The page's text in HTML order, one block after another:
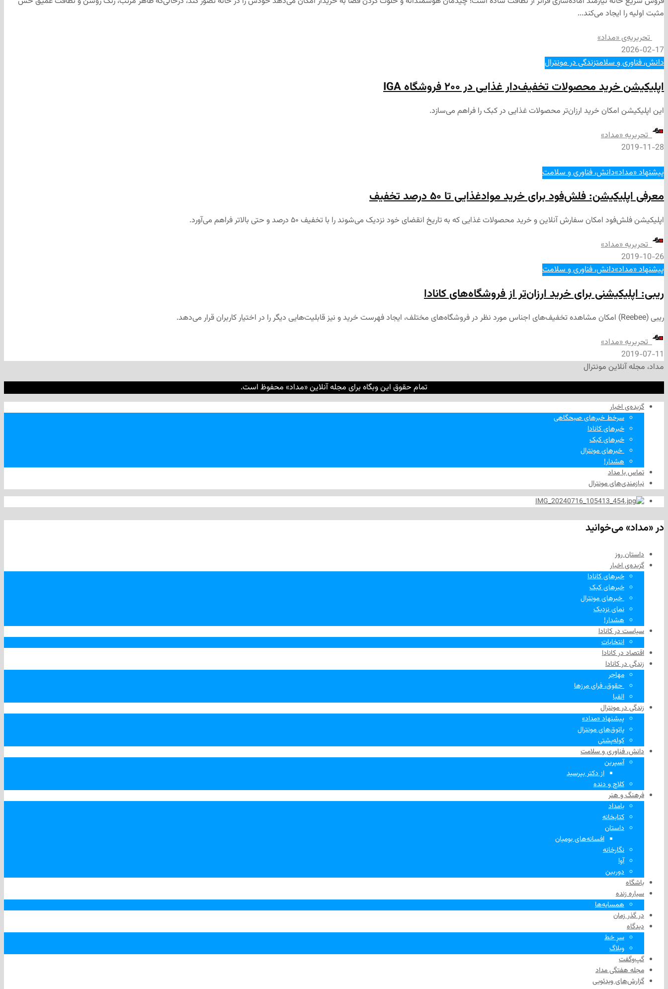
مثبت اولیه را ایجاد می‌کند...
تحریریه‌ی «مداد»
2026-02-17
دانش، فناوری و سلامتزندگی در مونترال
اپلیکیشن خرید محصولات تخفیف‌دار غذایی در ۲۰۰ فروشگاه IGA
این اپلیکیشن امکان خرید ارزان‌تر محصولات غذایی در کبک را فراهم می‌سازد.
‌ تحریریه «مداد»
2019-11-28
پیشنهاد «مداد»دانش، فناوری و سلامت
معرفی اپلیکیشن: فلش‌فود برای خرید موادغذایی تا ۵۰ درصد تخفیف
اپلیکیشن فلش‌فود امکان سفارش آنلاین و خرید محصولات غذایی که به تاریخ انقضای خود نزدیک می‌شوند را با تخفیف ۵۰ درصد و حتی بالاتر فراهم می‌آورد.
‌ تحریریه «مداد»
2019-10-26
پیشنهاد «مداد»دانش، فناوری و سلامت
ریبی: اپلیکیشنی برای خرید ارزان‌تر از فروشگاه‌های کانادا
ریبی (Reebee) امکان مشاهده تخفیف‌های اجناس مورد نظر در فروشگاه‌های مختلف، ایجاد فهرست خرید و نیز قابلیت‌هایی دیگر را در اختیار کاربران قرار می‌دهد.
‌ تحریریه «مداد»
2019-07-11
مداد، مجله آنلاین مونترال
تمام حقوق این وبگاه برای مجله آنلاین «مداد» محفوظ است.
گزیده‌ی‌ اخبار
سرخط خبرهای صبحگاهی
خبرهای کانادا
خبرهای کبک
‌ خبرهای مونترال
هشدار!
تماس با مداد
نیازمندی‌های مونترال
در «مداد» می‌خوانید
داستان روز
گزیده‌ی‌ اخبار
خبرهای کانادا
خبرهای کبک
‌ خبرهای مونترال
نمای نزدیک
هشدار!
سیاست در کانادا
انتخابات
اقتصاد در کانادا
زندگی در کانادا
مهاجر
‌ حقوق، فرای مرزها
الفبا
زندگی در مونترال
پیشنهاد «مداد»
پاتوق‌های مونترال
کوله‌پشتی
دانش، فناوری و سلامت
آسپرین
از دکتر بپرسید
کلاچ و دنده
فرهنگ و هنر
بامداد
کتابخانه
داستان
افسانه‌های بومیان
نگارخانه
آوا
دوربین
باشگاه
سیاره زنده
همسایه‌ها
در گذر زمان
دیدگاه
سرِ خط
وبلاگ
گپ‌وگفت
مجله هفتگی مداد
گزارش‌های ویدئویی